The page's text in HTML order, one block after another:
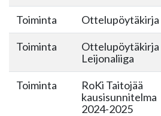
Toiminta Ottelupöytäkirja
Toiminta
Ottelupöytäkirja
Leijonaliiga
Toiminta
RoKi Taitojää
kausisunnitelma
2024-2025